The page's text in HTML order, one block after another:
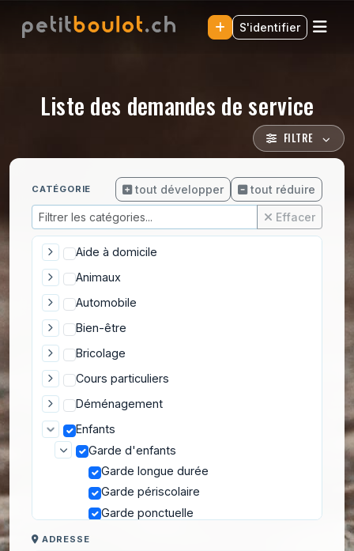
S'identifier
Liste des demandes de service
FILTRE
CATÉGORIE tout développer tout réduire
Effacer
Aide à domicile
Animaux
Automobile
Bien-être
Bricolage
Cours particuliers
Déménagement
Enfants
Garde d'enfants
Garde longue durée
Garde périscolaire
Garde ponctuelle
ADRESSE